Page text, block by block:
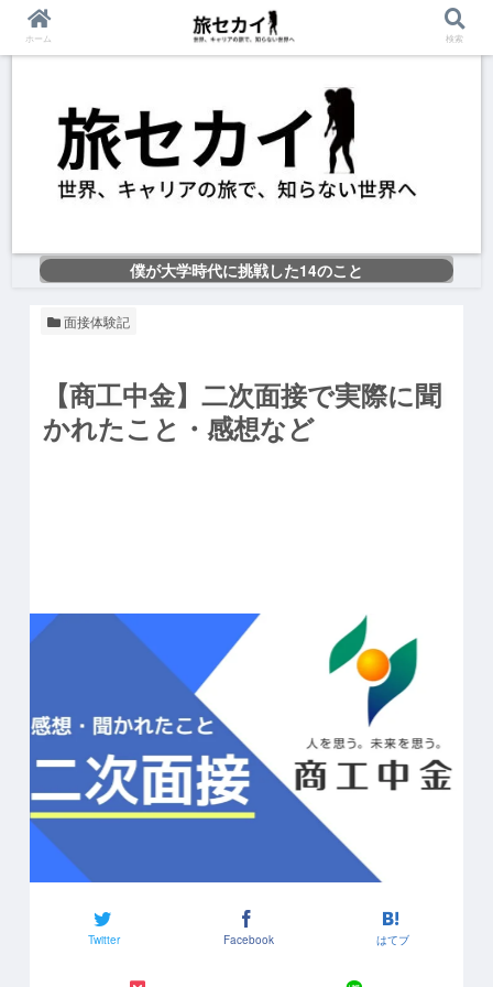
僕が大学時代に挑戦した14のこと
面接体験記
【商工中金】二次面接で実際に聞
かれたこと・感想など
Twitter Facebook はてブ
ホーム 検索